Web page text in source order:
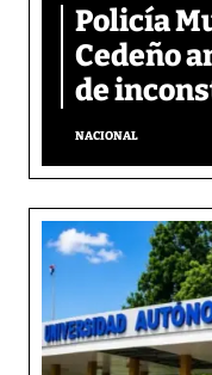
Policía
Cedeño
de
NACIONAL